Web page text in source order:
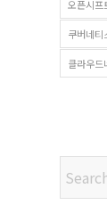
오픈시프
쿠버네티
클라우드